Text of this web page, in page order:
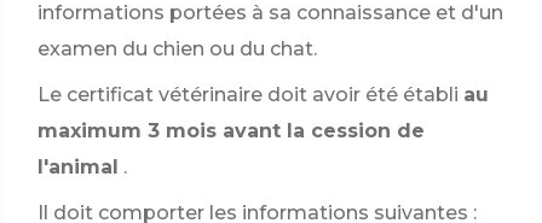
informations portées à sa connaissance et d'un
examen du chien ou du chat.
Le certificat vétérinaire doit avoir été établi au
maximum 3 mois avant la cession de
l'animal .
Il doit comporter les informations suivantes :